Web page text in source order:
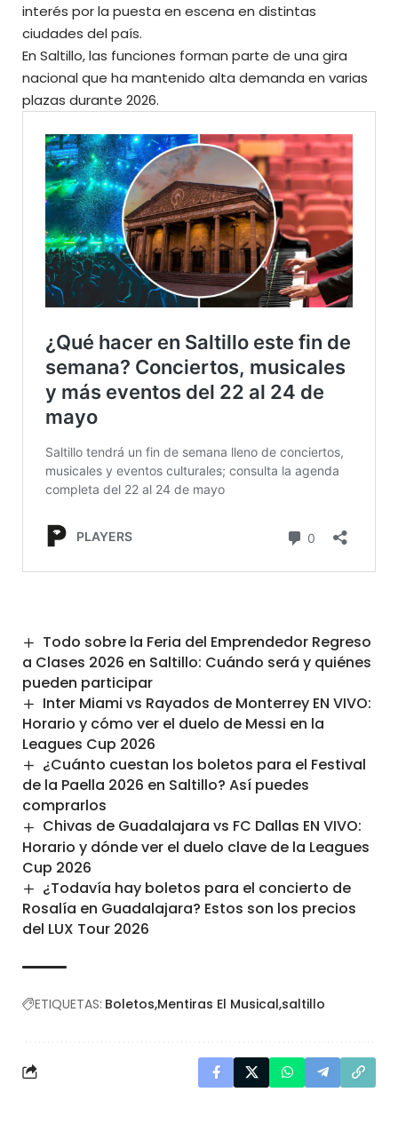
interés por la puesta en escena en distintas
ciudades del país.
En Saltillo, las funciones forman parte de una gira
nacional que ha mantenido alta demanda en varias
plazas durante 2026.
Todo sobre la Feria del Emprendedor Regreso
a Clases 2026 en Saltillo: Cuándo será y quiénes
pueden participar
Inter Miami vs Rayados de Monterrey EN VIVO:
Horario y cómo ver el duelo de Messi en la
Leagues Cup 2026
¿Cuánto cuestan los boletos para el Festival
de la Paella 2026 en Saltillo? Así puedes
comprarlos
Chivas de Guadalajara vs FC Dallas EN VIVO:
Horario y dónde ver el duelo clave de la Leagues
Cup 2026
¿Todavía hay boletos para el concierto de
Rosalía en Guadalajara? Estos son los precios
del LUX Tour 2026
ETIQUETAS: Boletos Mentiras El Musical saltillo